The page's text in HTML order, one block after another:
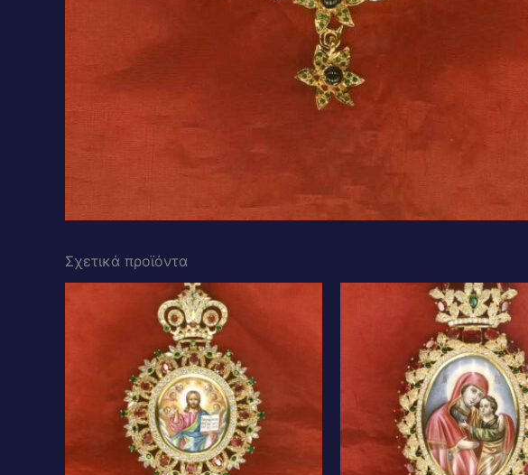
Σχετικά προϊόντα